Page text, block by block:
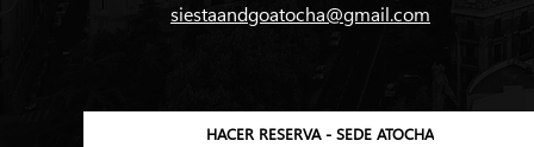
siestaandgoatocha@gmail.com
HACER RESERVA - SEDE ATOCHA